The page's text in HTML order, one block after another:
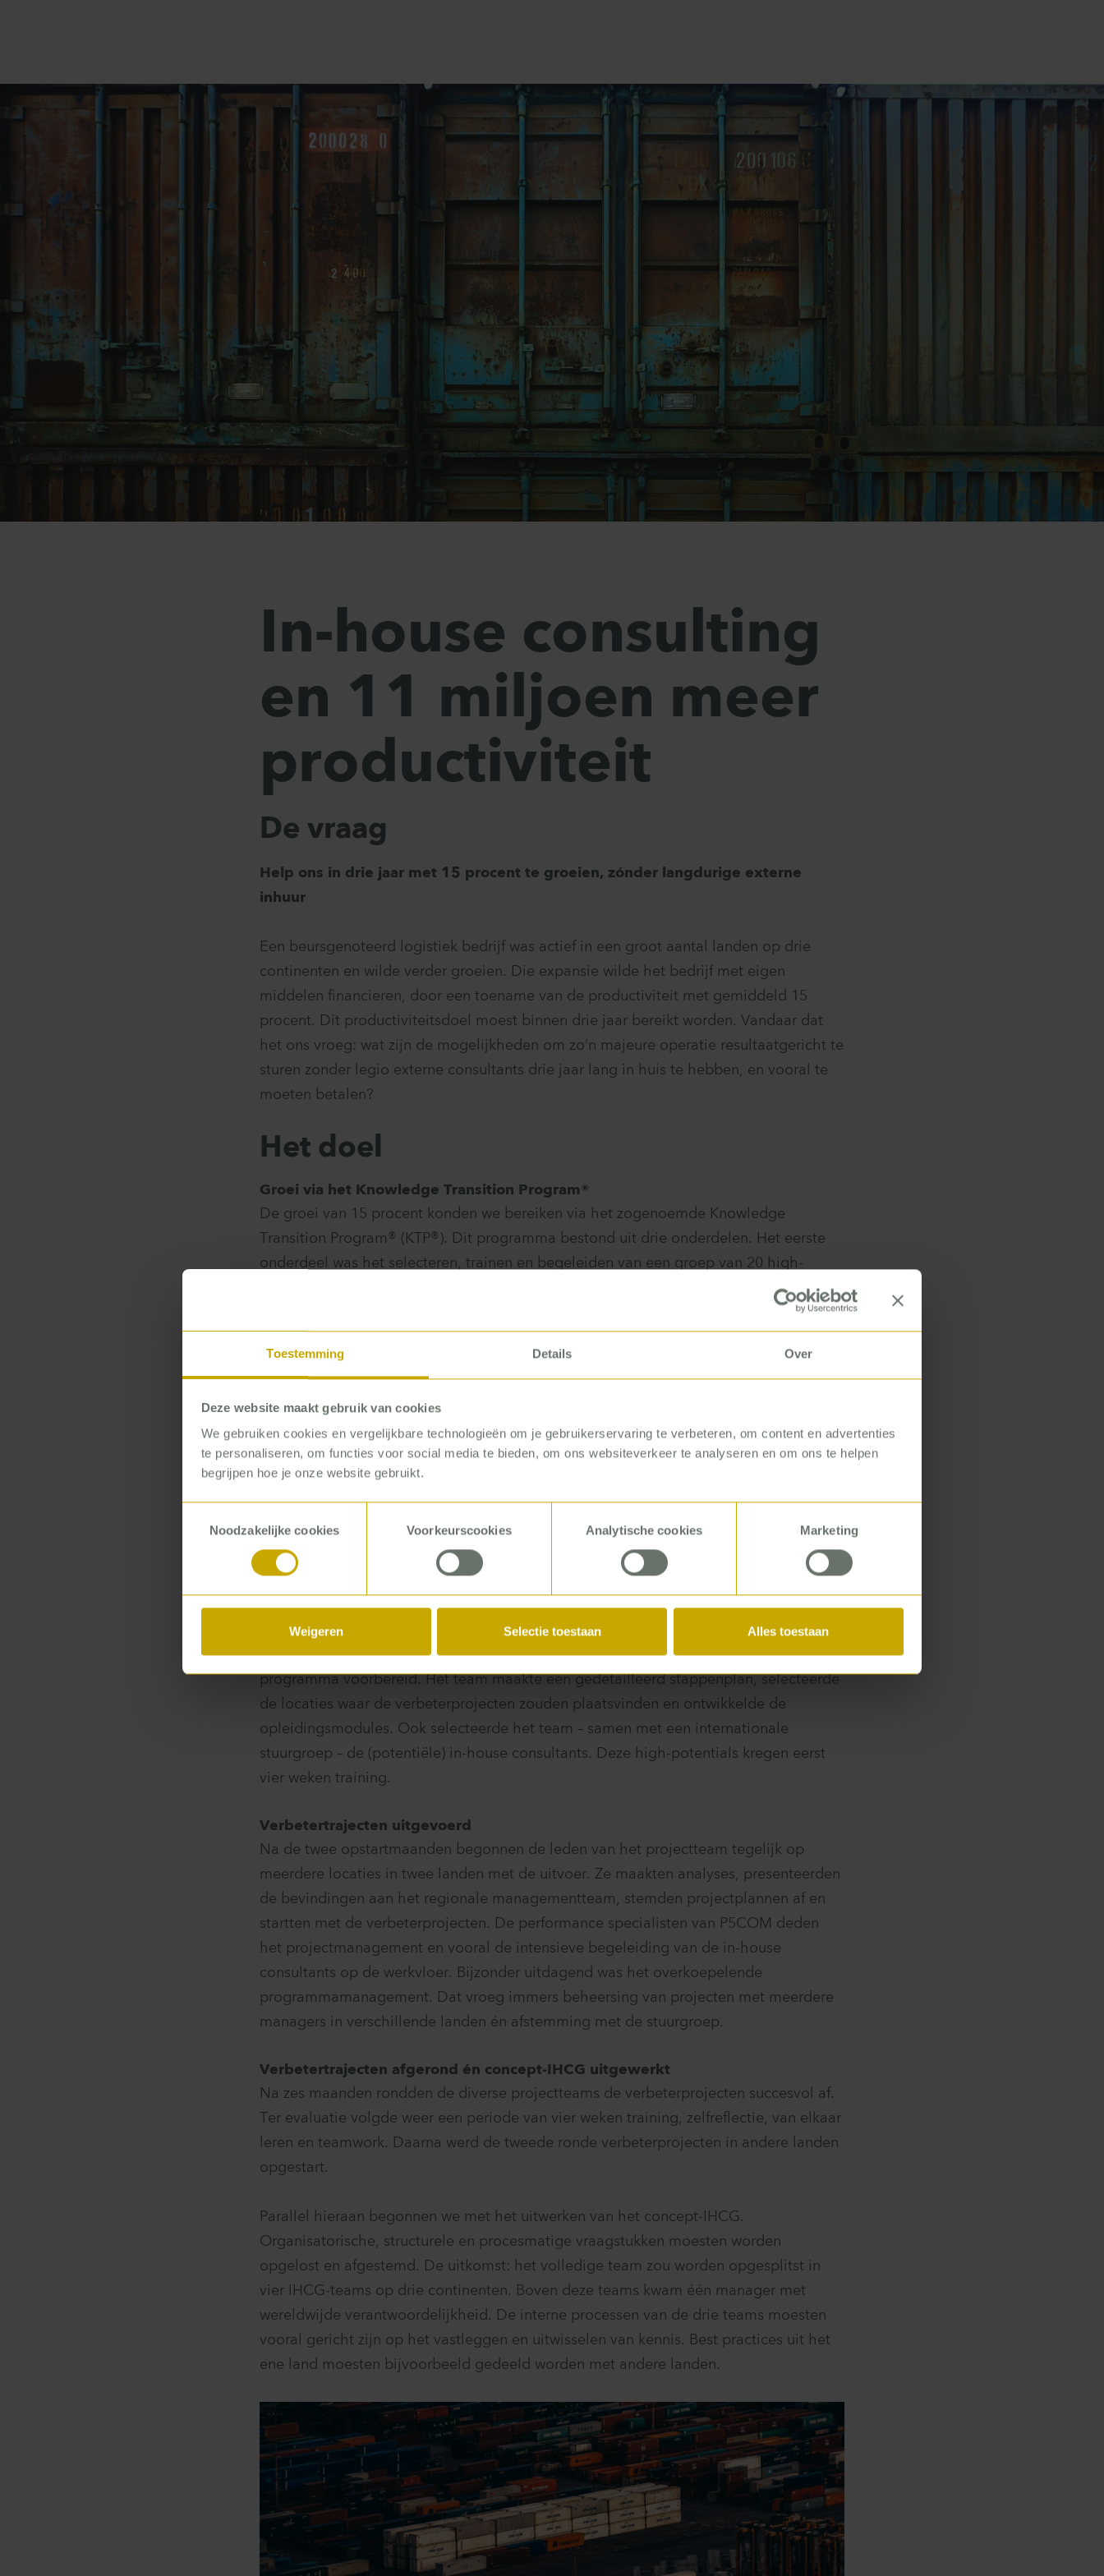
Toestemming Details Over
Deze website maakt gebruik van cookies
We gebruiken cookies en vergelijkbare technologieën om je gebruikerservaring te verbeteren, om content en advertenties
te personaliseren, om functies voor social media te bieden, om ons websiteverkeer te analyseren en om ons te helpen
begrijpen hoe je onze website gebruikt.
Noodzakelijke cookies
Voorkeurscookies Analytische cookies Marketing
Weigeren Selectie toestaan Alles toestaan
In-house consulting
en 11 miljoen meer
productiviteit
De vraag
Help ons in drie jaar met 15 procent te groeien, zónder langdurige externe
inhuur
Een beursgenoteerd logistiek bedrijf was actief in een groot aantal landen op drie
continenten en wilde verder groeien. Die expansie wilde het bedrijf met eigen
middelen financieren, door een toename van de productiviteit met gemiddeld 15
procent. Dit productiviteitsdoel moest binnen drie jaar bereikt worden. Vandaar dat
het ons vroeg: wat zijn de mogelijkheden om zo’n majeure operatie resultaatgericht te
sturen zonder legio externe consultants drie jaar lang in huis te hebben, en vooral te
moeten betalen?
Het doel
Groei via het Knowledge Transition Program®
De groei van 15 procent konden we bereiken via het zogenoemde Knowledge
Transition Program® (KTP®). Dit programma bestond uit drie onderdelen. Het eerste
onderdeel was het selecteren, trainen en begeleiden van een groep van 20 high-
potentials uit twaalf landen om hen voor te bereiden op hun toekomstige rol als in-
house consultants op het gebied van operationele performanceverbetering. Het
tweede onderdeel was het uitvoeren vier projecten die zouden leiden tot substantiële
verbeteringen van de operationele performance. Het laatste onderdeel was het
Het laatste onderdeel was het borgen van de structuur met de oprichting van
een in-house consulting group (IHCG)
De aanpak
Programma voorbereid, en gestart
Samen met een klein team hebben we in twee maanden de tijd het volledige
programma voorbereid. Het team maakte een gedetailleerd stappenplan, selecteerde
de locaties waar de verbeterprojecten zouden plaatsvinden en ontwikkelde de
opleidingsmodules. Ook selecteerde het team – samen met een internationale
stuurgroep – de (potentiële) in-house consultants. Deze high-potentials kregen eerst
vier weken training.
Verbetertrajecten uitgevoerd
Na de twee opstartmaanden begonnen de leden van het projectteam tegelijk op
meerdere locaties in twee landen met de uitvoer. Ze maakten analyses, presenteerden
de bevindingen aan het regionale managementteam, stemden projectplannen af en
startten met de verbeterprojecten. De performance specialisten van P5COM deden
het projectmanagement en vooral de intensieve begeleiding van de in-house
consultants op de werkvloer. Bijzonder uitdagend was het overkoepelende
programmamanagement. Dat vroeg immers beheersing van projecten met meerdere
managers in verschillende landen én afstemming met de stuurgroep.
Verbetertrajecten afgerond én concept-IHCG uitgewerkt
Na zes maanden rondden de diverse projectteams de verbeterprojecten succesvol af.
Ter evaluatie volgde weer een periode van vier weken training, zelfreflectie, van elkaar
leren en teamwork. Daarna werd de tweede ronde verbeterprojecten in andere landen
opgestart.
Parallel hieraan begonnen we met het uitwerken van het concept-IHCG.
Organisatorische, structurele en procesmatige vraagstukken moesten worden
opgelost en afgestemd. De uitkomst: het volledige team zou worden opgesplitst in
vier IHCG-teams op drie continenten. Boven deze teams kwam één manager met
wereldwijde verantwoordelijkheid. De interne processen van de drie teams moesten
vooral gericht zijn op het vastleggen en uitwisselen van kennis. Best practices uit het
ene land moesten bijvoorbeeld gedeeld worden met andere landen.